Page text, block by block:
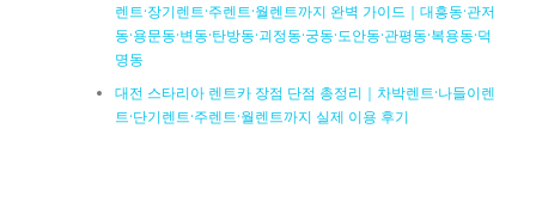
렌트·장기렌트·주렌트·월렌트까지 완벽 가이드｜대흥동·관저
동·용문동·변동·탄방동·괴정동·궁동·도안동·관평동·복용동·덕
명동
대전 스타리아 렌트카 장점 단점 총정리｜차박렌트·나들이렌
트·단기렌트·주렌트·월렌트까지 실제 이용 후기